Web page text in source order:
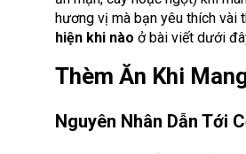
hương vị mà bạn yêu thích vài
hiện khi nào ở bài viết dưới
Thèm Ăn Khi
Nguyên Nhân Dẫn Tới